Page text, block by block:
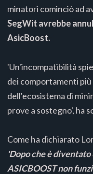
minatori cominciò ad
SegWit avrebbe
AsicBoost.
'Un'incompatibilità
dei comportamenti
dell'ecosistema di
prove a sostegno', ha
Come ha dichiarato
'Dopo che è
ASICBOOST non